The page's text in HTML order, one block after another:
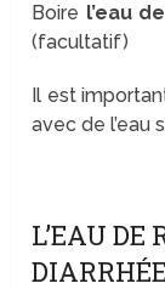
Boire l’eau
(facultatif)
Il est
avec de l’eau
L’EAU DE